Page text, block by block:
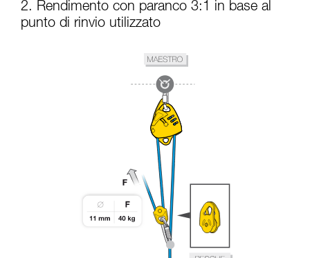
2. Rendimento con paranco 3:1 in base al
punto di rinvio utilizzato